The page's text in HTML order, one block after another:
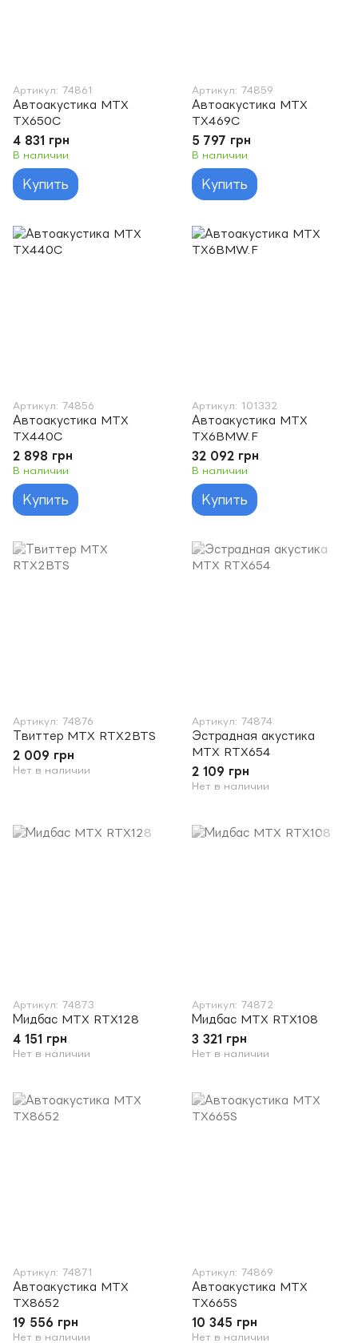
Артикул: 74861
Автоакустика MTX
TX650C
4 831 грн
В наличии
Купить
Артикул: 74859
Автоакустика MTX
TX469C
5 797 грн
В наличии
Купить
Артикул: 74856
Автоакустика MTX
TX440C
2 898 грн
В наличии
Купить
Артикул: 101332
Автоакустика MTX
TX6BMW.F
32 092 грн
В наличии
Купить
Артикул: 74876
Твиттер MTX RTX2BTS
2 009 грн
Нет в наличии
Артикул: 74874
Эстрадная акустика
MTX RTX654
2 109 грн
Нет в наличии
Артикул: 74873
Мидбас MTX RTX128
4 151 грн
Нет в наличии
Артикул: 74872
Мидбас MTX RTX108
3 321 грн
Нет в наличии
Артикул: 74871
Автоакустика MTX
TX8652
19 556 грн
Нет в наличии
Артикул: 74869
Автоакустика MTX
TX665S
10 345 грн
Нет в наличии